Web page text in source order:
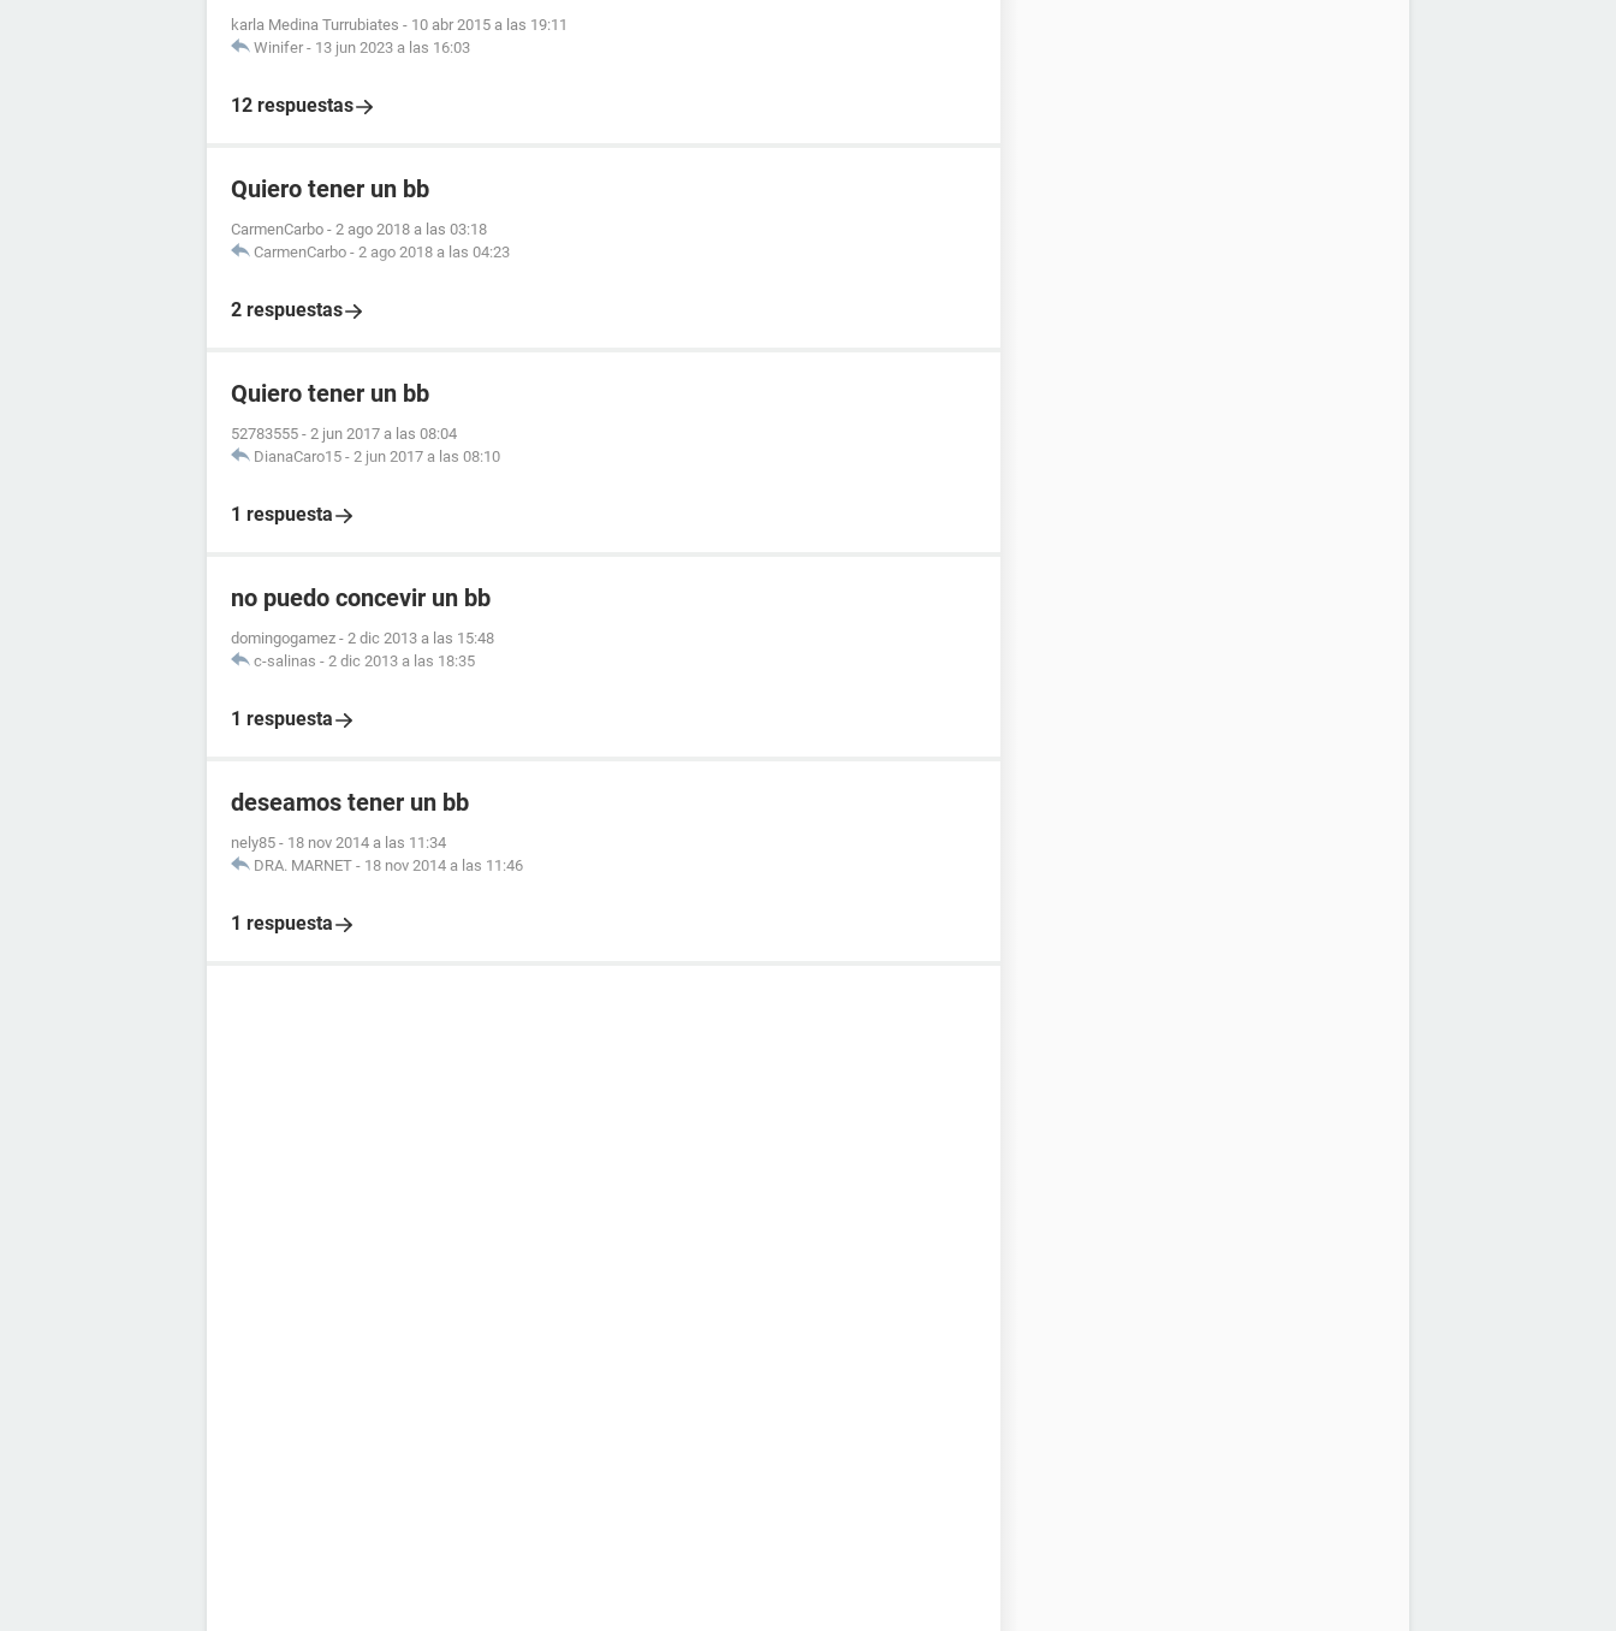
karla Medina Turrubiates - 10 abr 2015 a las 19:11
Winifer - 13 jun 2023 a las 16:03
12 respuestas
Quiero tener un bb
CarmenCarbo - 2 ago 2018 a las 03:18
CarmenCarbo - 2 ago 2018 a las 04:23
2 respuestas
Quiero tener un bb
52783555 - 2 jun 2017 a las 08:04
DianaCaro15 - 2 jun 2017 a las 08:10
1 respuesta
no puedo concevir un bb
domingogamez - 2 dic 2013 a las 15:48
c-salinas - 2 dic 2013 a las 18:35
1 respuesta
deseamos tener un bb
nely85 - 18 nov 2014 a las 11:34
DRA. MARNET - 18 nov 2014 a las 11:46
1 respuesta